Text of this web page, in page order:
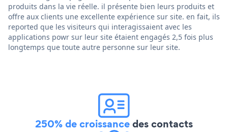
produits dans la vie réelle. il présente bien leurs produits et
offre aux clients une excellente expérience sur site. en fait, ils
reported que les visiteurs qui interagissaient avec les
applications powr sur leur site étaient engagés 2,5 fois plus
longtemps que toute autre personne sur leur site.
250% de croissancedes contacts